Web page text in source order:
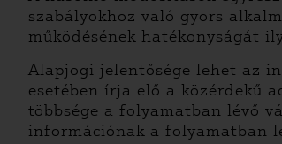
szabályokhoz való gyors
működésének hatékonyságát
Alapjogi jelentősége lehet az
esetében írja elő a közérdekű
többsége a folyamatban lévő
információnak a folyamatban